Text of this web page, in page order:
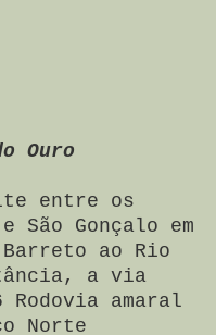
Ouro
entre os
Gonçalo em
ao Rio
a via
amaral
Norte